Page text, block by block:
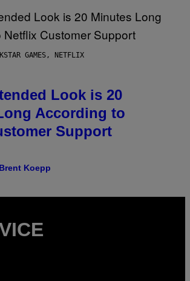
GAMES, NETFLIX
Look is 20
According to
Support
Brent Koepp